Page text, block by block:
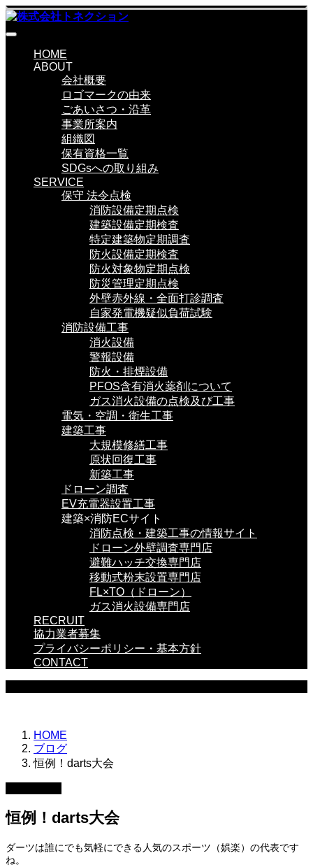
HOME
ABOUT
会社概要
ロゴマークの由来
ごあいさつ・沿革
事業所案内
組織図
保有資格一覧
SDGsへの取り組み
SERVICE
保守 法令点検
消防設備定期点検
建築設備定期検査
特定建築物定期調査
防火設備定期検査
防火対象物定期点検
防災管理定期点検
外壁赤外線・全面打診調査
自家発電機疑似負荷試験
消防設備工事
消火設備
警報設備
防火・排煙設備
PFOS含有消火薬剤について
ガス消火設備の点検及び工事
電気・空調・衛生工事
建築工事
大規模修繕工事
原状回復工事
新築工事
ドローン調査
EV充電器設置工事
建築×消防ECサイト
消防点検・建築工事の情報サイト
ドローン外壁調査専門店
避難ハッチ交換専門店
移動式粉末設置専門店
FL×TO（ドローン）
ガス消火設備専門店
RECRUIT
協力業者募集
プライバシーポリシー・基本方針
CONTACT
HOME
ブログ
恒例！darts大会
恒例！darts大会
ダーツは誰にでも気軽にできる人気のスポーツ（娯楽）の代表です
ね。